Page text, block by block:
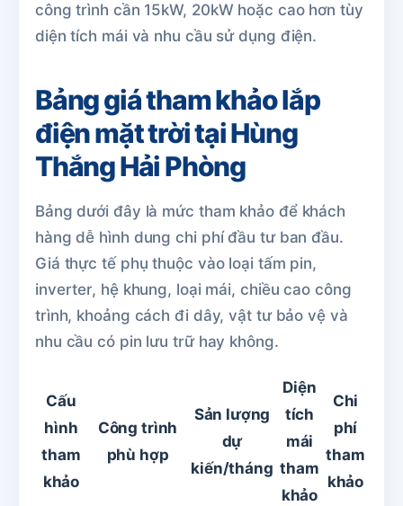
công trình cần 15kW, 20kW hoặc cao hơn tùy
diện tích mái và nhu cầu sử dụng điện.
Bảng giá tham khảo lắp
điện mặt trời tại Hùng
Thắng Hải Phòng
Bảng dưới đây là mức tham khảo để khách
hàng dễ hình dung chi phí đầu tư ban đầu.
Giá thực tế phụ thuộc vào loại tấm pin,
inverter, hệ khung, loại mái, chiều cao công
trình, khoảng cách đi dây, vật tư bảo vệ và
nhu cầu có pin lưu trữ hay không.
Cấu
hình
tham
khảo
Công trình
phù hợp
Sản lượng
dự
kiến/tháng
Diện
tích
mái
tham
khảo
Chi
phí
tham
khảo